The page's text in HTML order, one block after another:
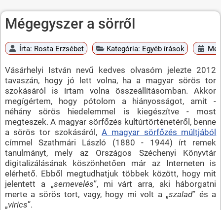
Mégegyszer a sörről
Írta: Rosta Erzsébet Kategória: Egyéb írások
Vásárhelyi István nevű kedves olvasóm jelezte 2012
tavaszán, hogy jó lett volna, ha a magyar sörös tor
szokásáról is írtam volna összeállításomban. Akkor
megígértem, hogy pótolom a hiányosságot, amit -
néhány sörös hiedelemmel is kiegészítve - most
megteszek. A magyar sörfőzés kultúrtörténetéről, benne
a sörös tor szokásáról, A magyar sörfőzés múltjából
címmel Szathmári László (1880 - 1944) írt remek
tanulmányt, mely az Országos Széchenyi Könyvtár
digitalizálásának köszönhetően már az Interneten is
elérhető. Ebből megtudhatjuk többek között, hogy mit
jelentett a „sernevelés”, mi várt arra, aki háborgatni
merte a sörös tort, vagy, hogy mi volt a „szalad” és a
„virics”.